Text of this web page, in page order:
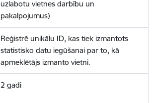
uzlabotu vietnes darbību un
pakalpojumus)
Reģistrē unikālu ID, kas tiek izmantots
statistisko datu iegūšanai par to, kā
apmeklētājs izmanto vietni.
2 gadi